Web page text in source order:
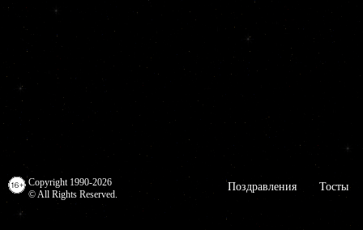
Copyright 1990-2026
© All Rights Reserved.
Поздравления Тосты